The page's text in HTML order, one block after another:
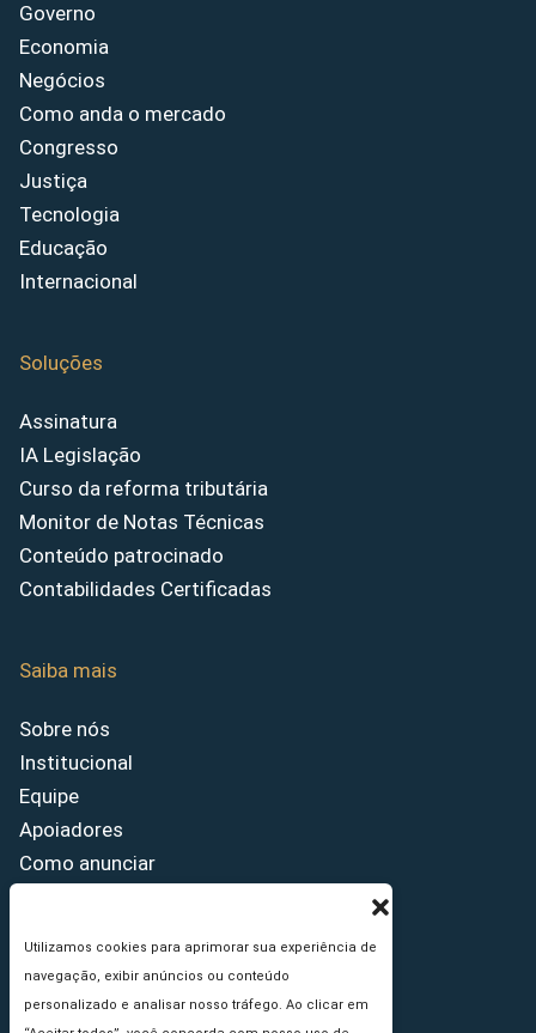
Utilizamos cookies para aprimorar sua experiência de
navegação, exibir anúncios ou conteúdo
personalizado e analisar nosso tráfego. Ao clicar em
Governo
Economia
Negócios
Como anda o mercado
Congresso
Justiça
Tecnologia
Educação
Internacional
Soluções
Assinatura
IA Legislação
Curso da reforma tributária
Monitor de Notas Técnicas
Conteúdo patrocinado
Contabilidades Certificadas
Saiba mais
Sobre nós
Institucional
Equipe
Apoiadores
Como anunciar
Princípios Editoriais